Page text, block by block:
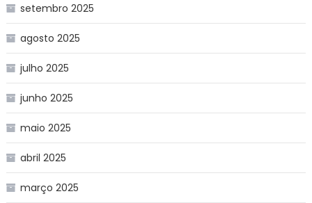
setembro 2025
agosto 2025
julho 2025
junho 2025
maio 2025
abril 2025
março 2025